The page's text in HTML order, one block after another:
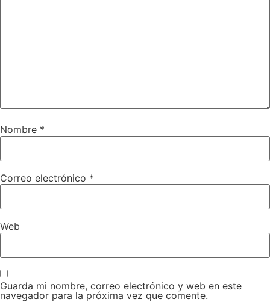
Nombre *
Correo electrónico *
Web
Guarda mi nombre, correo electrónico y web en este
navegador para la próxima vez que comente.